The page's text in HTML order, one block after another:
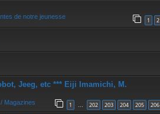
de notre jeunesse 1 2
Jeeg, etc *** Eiji Imamichi, M.
Magazines 1 … 202 203 204 205 206